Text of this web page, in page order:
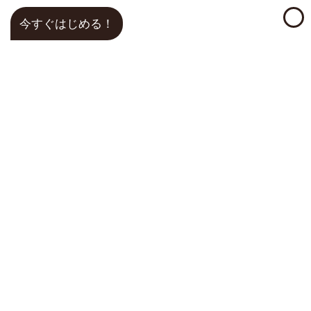
今すぐはじめる！